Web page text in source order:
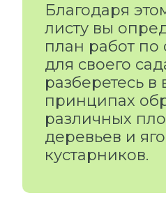
Благодаря
листу вы
план работ по
для своего
разберетесь
принципах
различных
деревьев и
кустарников.